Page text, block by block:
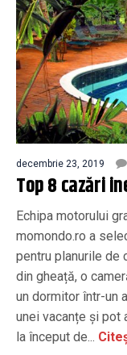
decembrie 23, 2019
Top 8 cazări
Echipa motorului
momondo.ro a
pentru planurile de
din gheață, o
un dormitor într-un
unei vacanțe și pot
la început de...